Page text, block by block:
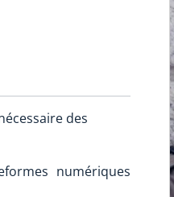
des
numériques